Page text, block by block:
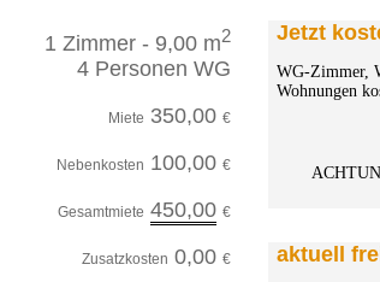
1 Zimmer - 9,00 m2
4 Personen WG
Miete 350,00 €
Nebenkosten 100,00 €
Gesamtmiete 450,00 €
Zusatzkosten 0,00 €
Jetzt
WG-Zimmer,
Wohnungen
aktuell